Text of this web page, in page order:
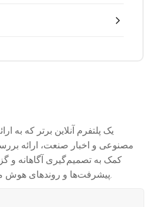
یک پلتفرم آنلاین برتر که
مصنوعی و اخبار صنعت، ارائه
کمک به تصمیم‌گیری آگاهانه و
پیشرفت‌ها و روندهای هوش مصنوعی اختصاص یافته است.